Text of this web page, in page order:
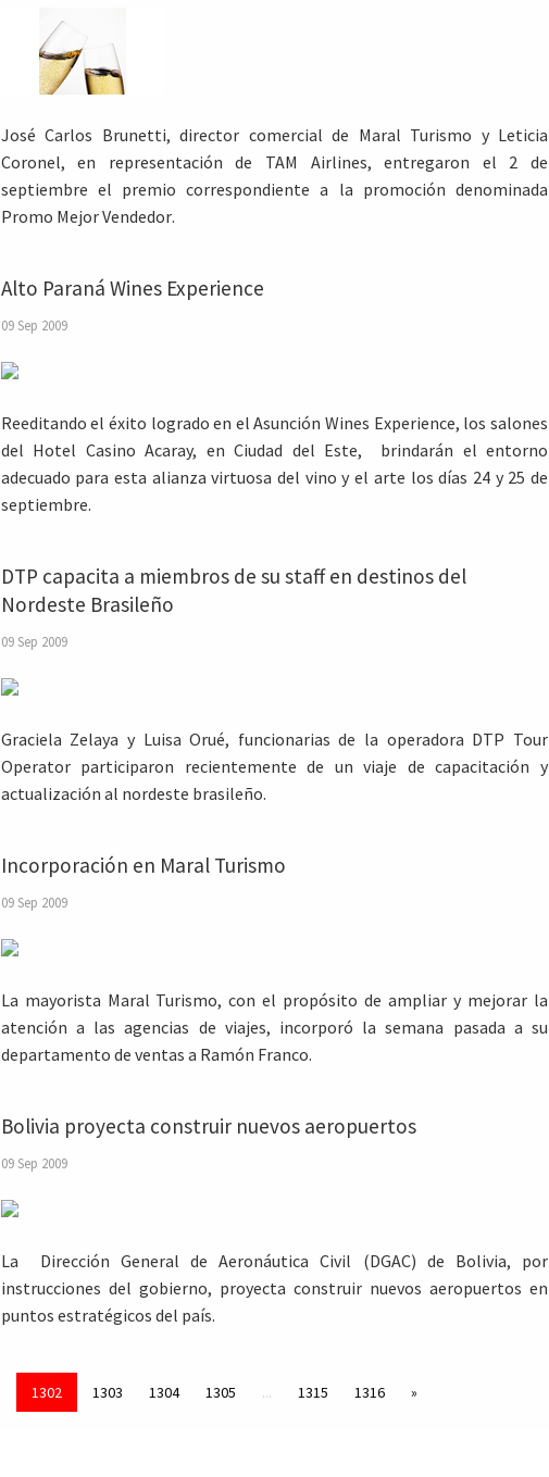
José Carlos Brunetti, director comercial de Maral Turismo y Leticia
Coronel, en representación de TAM Airlines, entregaron el 2 de
septiembre el premio correspondiente a la promoción denominada
Promo Mejor Vendedor.
Alto Paraná Wines Experience
09 Sep 2009
Reeditando el éxito logrado en el Asunción Wines Experience, los salones
del Hotel Casino Acaray, en Ciudad del Este, brindarán el entorno
adecuado para esta alianza virtuosa del vino y el arte los días 24 y 25 de
septiembre.
DTP capacita a miembros de su staff en destinos del
Nordeste Brasileño
09 Sep 2009
Graciela Zelaya y Luisa Orué, funcionarias de la operadora DTP Tour
Operator participaron recientemente de un viaje de capacitación y
actualización al nordeste brasileño.
Incorporación en Maral Turismo
09 Sep 2009
La mayorista Maral Turismo, con el propósito de ampliar y mejorar la
atención a las agencias de viajes, incorporó la semana pasada a su
departamento de ventas a Ramón Franco.
Bolivia proyecta construir nuevos aeropuertos
09 Sep 2009
La Dirección General de Aeronáutica Civil (DGAC) de Bolivia, por
instrucciones del gobierno, proyecta construir nuevos aeropuertos en
puntos estratégicos del país.
1302 1303 1304 1305 ... 1315 1316 »